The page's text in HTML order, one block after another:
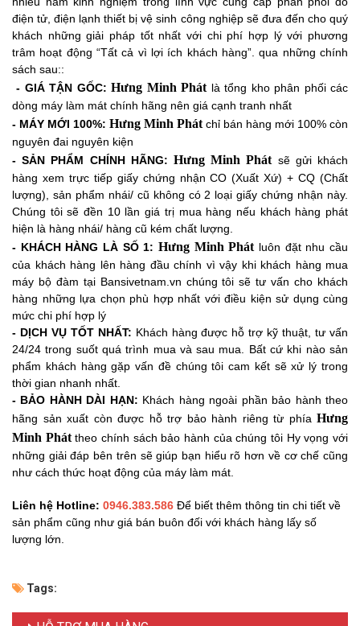
điện tử, điện lạnh thiết bị vệ sinh công nghiệp sẽ đưa đến cho quý
khách những giải pháp tốt nhất với chi phí hợp lý với phương
trâm hoạt động “Tất cả vì lợi ích khách hàng”. qua những chính
sách sau::
- GIÁ TẬN GỐC: Hưng Minh Phát là tổng kho phân phối các
dòng máy làm mát chính hãng nên giá cạnh tranh nhất
- MÁY MỚI 100%: Hưng Minh Phát chỉ bán hàng mới 100% còn
nguyên đai nguyên kiện
-SẢN PHẨM CHÍNH HÃNG: Hưng Minh Phát sẽ gửi khách
hàng xem trực tiếp giấy chứng nhận CO (Xuất Xứ) + CQ (Chất
lượng), sản phẩm nhái/ cũ không có 2 loại giấy chứng nhận này.
Chúng tôi sẽ đền 10 lần giá trị mua hàng nếu khách hàng phát
hiện là hàng nhái/ hàng cũ kém chất lượng.
- KHÁCH HÀNG LÀ SỐ 1: Hưng Minh Phát luôn đặt nhu cầu
của khách hàng lên hàng đầu chính vì vậy khi khách hàng mua
máy bộ đàm tại Bansivetnam.vn chúng tôi sẽ tư vấn cho khách
hàng những lựa chọn phù hợp nhất với điều kiện sử dụng cùng
mức chi phí hợp lý
- DỊCH VỤ TỐT NHẤT: Khách hàng được hỗ trợ kỹ thuật, tư vấn
24/24 trong suốt quá trình mua và sau mua. Bất cứ khi nào sản
phẩm khách hàng gặp vấn đề chúng tôi cam kết sẽ xử lý trong
thời gian nhanh nhất.
- BẢO HÀNH DÀI HẠN: Khách hàng ngoài phần bảo hành theo
hãng sản xuất còn được hỗ trợ bảo hành riêng từ phía Hưng
Minh Pháttheochính sách bảo hành của chúng tôi Hy vọng với
những giải đáp bên trên sẽ giúp bạn hiểu rõ hơn về cơ chế cũng
như cách thức hoạt động của máy làm mát.
Liên hệ Hotline: 0946.383.586 Để biết thêm thông tin chi tiết về
sản phẩm cũng như giá bán buôn đối với khách hàng lấy số
lượng lớn.
Tags: